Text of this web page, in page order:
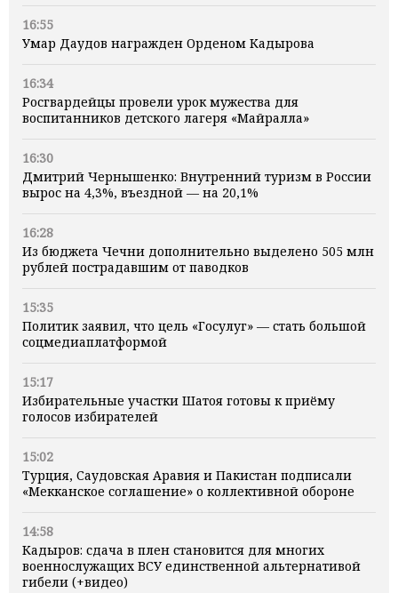
16:55
Умар Даудов награжден Орденом Кадырова
16:34
Росгвардейцы провели урок мужества для
воспитанников детского лагеря «Майралла»
16:30
Дмитрий Чернышенко: Внутренний туризм в России
вырос на 4,3%, въездной — на 20,1%
16:28
Из бюджета Чечни дополнительно выделено 505 млн
рублей пострадавшим от паводков
15:35
Политик заявил, что цель «Госулуг» — стать большой
соцмедиаплатформой
15:17
Избирательные участки Шатоя готовы к приёму
голосов избирателей
15:02
Турция, Саудовская Аравия и Пакистан подписали
«Мекканское соглашение» о коллективной обороне
14:58
Кадыров: сдача в плен становится для многих
военнослужащих ВСУ единственной альтернативой
гибели (+видео)